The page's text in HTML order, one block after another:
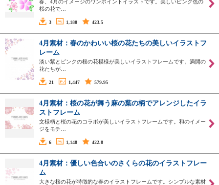
春、4月のイメージのワンポイントイラストです。美しいピンク色の
桜の花で…
3 1,180 423.5
4月素材：春のかわいい桜の花たちの美しいイラストフ
レーム
淡い紫とピンクの桜の花模様が美しいイラストフレームです。満開の
花たちが…
21 1,447 579.95
4月素材：桜の花が舞う麻の葉の柄でアレンジしたイラ
ストフレーム
文様柄と桜の花のコラボが美しいイラストフレームです。和のイメー
ジをモチ…
6 1,148 422.8
4月素材：優しい色合いのさくらの花のイラストフレー
ム
大きな桜の花が特徴的な春のイラストフレームです。シンプルな素材